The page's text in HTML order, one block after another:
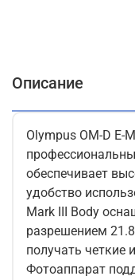
Описание
Olympus OM-D E-
обеспечивает
удобство использования.
Mark III Body
разрешением
получать четкие
Фотоаппарат